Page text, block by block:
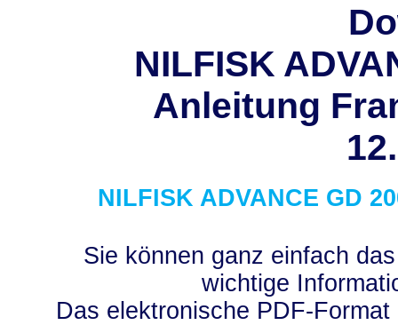
NILFISK
Anleitung
NILFISK ADVANCE GD
Sie können ganz einfach
wichtige
Das elektronische PDF-